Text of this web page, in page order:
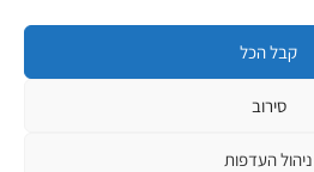
קבל הכל
סירוב
ניהול העדפות
פיתוח אתרים